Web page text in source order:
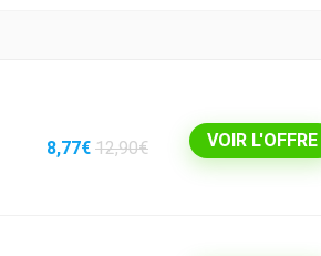
8,77€ 12,90€ VOIR L'OFFRE